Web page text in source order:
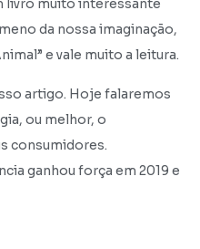
livro muito interessante
da nossa imaginação,
e vale muito a leitura.
artigo. Hoje falaremos
ou melhor, o
consumidores.
ganhou força em 2019 e